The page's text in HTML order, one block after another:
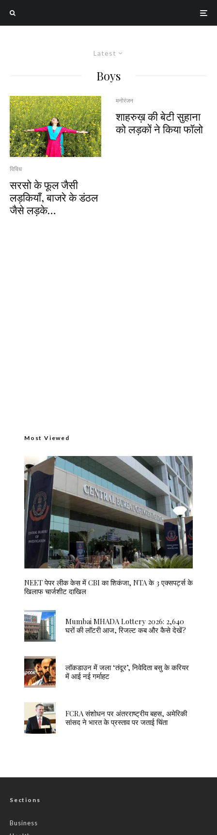
Latest
Boys
विविध
सरसो के फूल जैसी
लड़कियाँ, बाजरे के डंठल
जैसे लड़के…
मनोरंजन
शाहरुख़ की बेटी सुहाना
को लड़कों ने किया फॉलो
Most Viewed
NEET पेपर लीक केस में CBI का शिकंजा, NTA के 3 एक्सपर्ट्स के
खिलाफ चार्जशीट दाखिल
Mumbai MHADA Lottery 2026: 2,640
घरों की लॉटरी आज, रिजल्ट कब और कैसे देखें?
लॉकडाउन में जला ‘तंदूर’, निवेदिता बसु के करियर
में आई नई गर्माहट
FCRA संशोधन पर अंतरराष्ट्रीय बहस, अमेरिकी
सांसद ने भारत के प्रस्ताव पर जताई चिंता
Sections
Business